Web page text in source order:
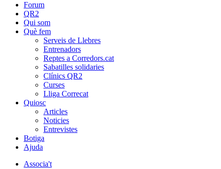
Forum
QR2
Qui som
Què fem
Serveis de Llebres
Entrenadors
Reptes a Corredors.cat
Sabatilles solidaries
Clínics QR2
Curses
Lliga Correcat
Quiosc
Articles
Noticies
Entrevistes
Botiga
Ajuda
Associa't